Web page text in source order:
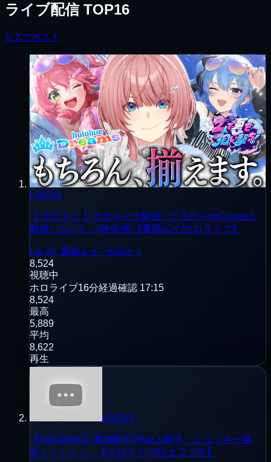
ライブ配信 TOP16
𝕏 Xでポスト
LIVE#1
【 ホロドリ 】今全キャラ解放してるからmiCometも
解放しないと…(使命感)【鷹嶺ルイ/ホロライブ】
Lui ch. 鷹嶺ルイ - holoX -›
8,524
視聴中
ホロライブ16分経過確認 17:15
8,524
最高
5,889
平均
8,622
再生
LIVE#2
【Full Stride】鷹嶺騎手VS白上騎手 ジョッキー勝
負！！！！！ 【ホロライブ/白上フブキ】